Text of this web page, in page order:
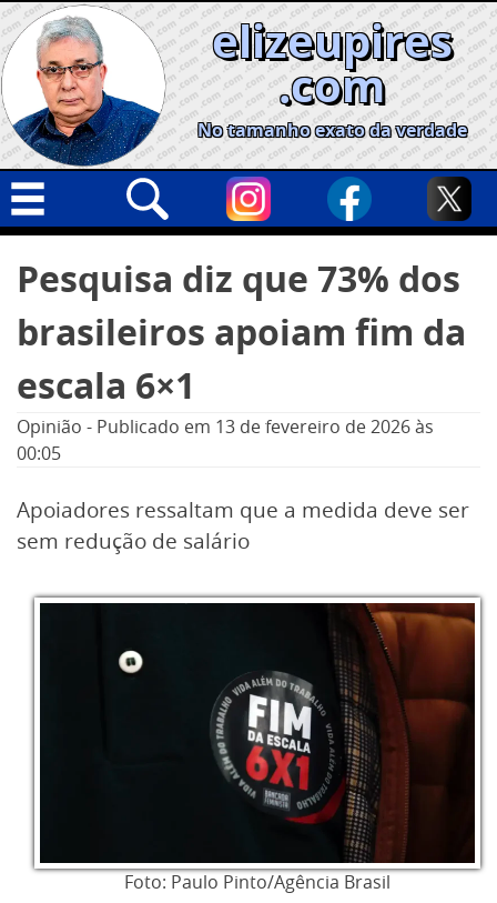
Skip
to
content
elizeupires
.com
No tamanho exato da verdade
Geral
Cidades
Opinião
por:
Pesquisa diz que 73% dos
brasileiros apoiam fim da
escala 6×1
Opinião - Publicado em 13 de fevereiro de 2026às
00:05
Apoiadores ressaltam que a medida deve ser
sem redução de salário
Foto: Paulo Pinto/Agência Brasil